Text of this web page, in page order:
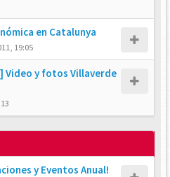
en Catalunya
19:05
Video y fotos Villaverde
y Eventos Anual!